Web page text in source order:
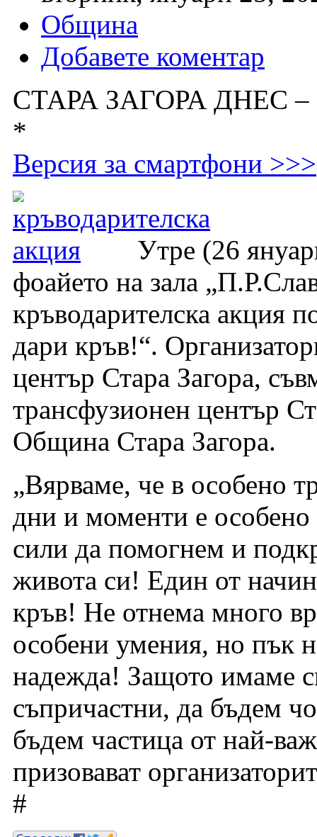
Община
Добавете коментар
СТАРА ЗАГОРА ДНЕС –
*
Версия за смартфони >>>
Утре (26
фоайето на зала
кръводарителска акция
дари кръв!“.
център Стара Загора,
трансфузионен център
Община Стара Загора.
„Вярваме, че в особено
дни и моменти е
сили да помогнем и
живота си! Един от
кръв! Не отнема много
особени умения, но пък
надежда! Защото имаме
съпричастни, да бъдем
бъдем частица от най-
призовават
#